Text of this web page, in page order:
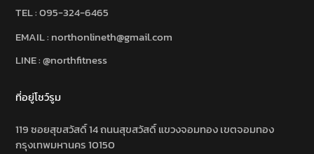
TEL :095-324-6465
EMAIL : northonlineth@gmail.com
LINE : @northfitness
ที่อยู่โชว์รูม
119 ซอยสุขสวัสดิ์ 14 ถนนสุขสวัสดิ์ แขวงจอมทอง เขตจอมทอง
กรุงเทพมหานคร 10150